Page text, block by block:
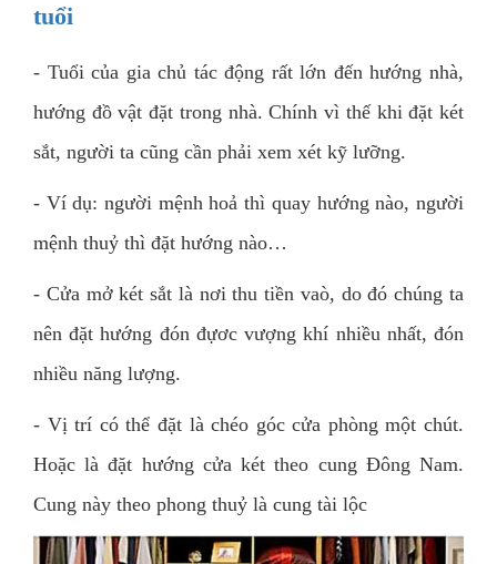
tuổi
- Tuổi của gia chủ tác động rất lớn đến hướng nhà,
hướng đồ vật đặt trong nhà. Chính vì thế khi đặt két
sắt, người ta cũng cần phải xem xét kỹ lưỡng.
- Ví dụ: người mệnh hoả thì quay hướng nào, người
mệnh thuỷ thì đặt hướng nào…
- Cửa mở két sắt là nơi thu tiền vaò, do đó chúng ta
nên đặt hướng đón đựơc vượng khí nhiều nhất, đón
nhiều năng lượng.
- Vị trí có thể đặt là chéo góc cửa phòng một chút.
Hoặc là đặt hướng cửa két theo cung Đông Nam.
Cung này theo phong thuỷ là cung tài lộc